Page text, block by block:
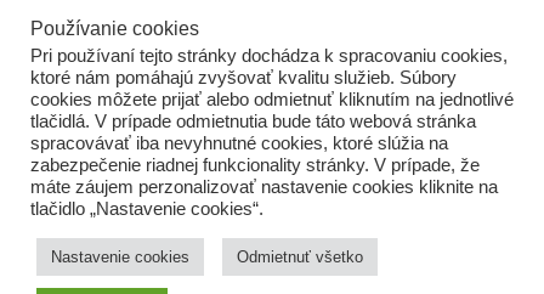
Domov O nás Kontakt Vydavateľ
Podmienky používania
Ochrana súkromia Štatút súťaží
Partneri
RSS Sitemap
Používanie cookies
Pri používaní tejto stránky dochádza k spracovaniu cookies,
ktoré nám pomáhajú zvyšovať kvalitu služieb. Súbory
cookies môžete prijať alebo odmietnuť kliknutím na jednotlivé
tlačidlá. V prípade odmietnutia bude táto webová stránka
spracovávať iba nevyhnutné cookies, ktoré slúžia na
zabezpečenie riadnej funkcionality stránky. V prípade, že
máte záujem perzonalizovať nastavenie cookies kliknite na
tlačidlo „Nastavenie cookies“.
Nastavenie cookies Odmietnuť všetko